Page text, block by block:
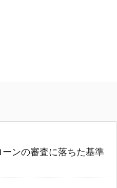
ンの審査に落ちた基準